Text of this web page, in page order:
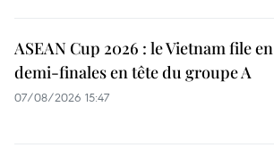
ASEAN Cup 2026 : le Vietnam file en
demi-finales en tête du groupe A
07/08/2026 15:47